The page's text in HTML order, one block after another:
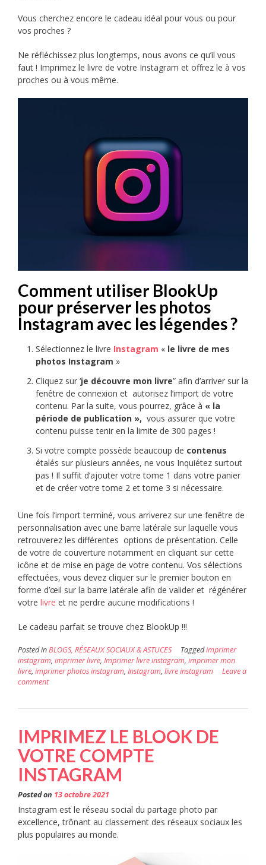
Vous cherchez encore le cadeau idéal pour vous ou pour
vos proches ?
Ne réfléchissez plus longtemps, nous avons ce qu’il vous
faut ! Imprimez le livre de votre Instagram et offrez le à vos
proches ou à vous même.
Comment utiliser BlookUp
pour préserver les photos
Instagram avec les légendes ?
Sélectionnez le livre Instagram « le livre de mes
photos Instagram »
Cliquez sur ‘je découvre mon livre” afin d’arriver sur la
fenêtre de connexion et autorisez l’import de votre
contenu. Par la suite, vous pourrez, grâce à « la
période de publication », vous assurer que votre
contenu puisse tenir en la limite de 300 pages !
Si votre compte possède beaucoup de contenus
étalés sur plusieurs années, ne vous Inquiétez surtout
pas ! Il suffit d’ajouter votre tome 1 dans votre panier
et de créer votre tome 2 et tome 3 si nécessaire.
Une fois l’import terminé, vous arriverez sur une fenêtre de
personnalisation avec une barre latérale sur laquelle vous
retrouverez les différentes options de présentation. Celle
de votre de couverture notamment en cliquant sur cette
icône et de mise en page de votre contenu. Vos sélections
effectuées, vous devez cliquer sur le premier bouton en
forme d’œil sur la barre latérale afin de valider et régénérer
votre livre et ne perdre aucune modifications !
Le cadeau parfait se trouve chez BlookUp !!!
Posted inBLOGS, RÉSEAUX SOCIAUX & ASTUCES Taggedimprimer
instagram, imprimer livre, Imprimer livre instagram, imprimer mon
livre, imprimer photos instagram, Instagram, livre instagram
Leave a
comment
IMPRIMEZ LE BLOOK DE
VOTRE COMPTE
INSTAGRAM
Posted on 13 octobre 2021
Instagram est le réseau social du partage photo par
excellence, trônant au classement des réseaux sociaux les
plus populaires au monde.